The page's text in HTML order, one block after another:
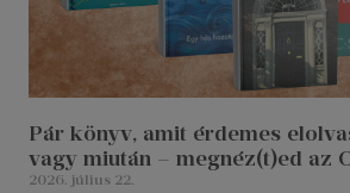
Pár könyv, amit érdemes
vagy miután – megnéz(t)ed az
2026. július 22.